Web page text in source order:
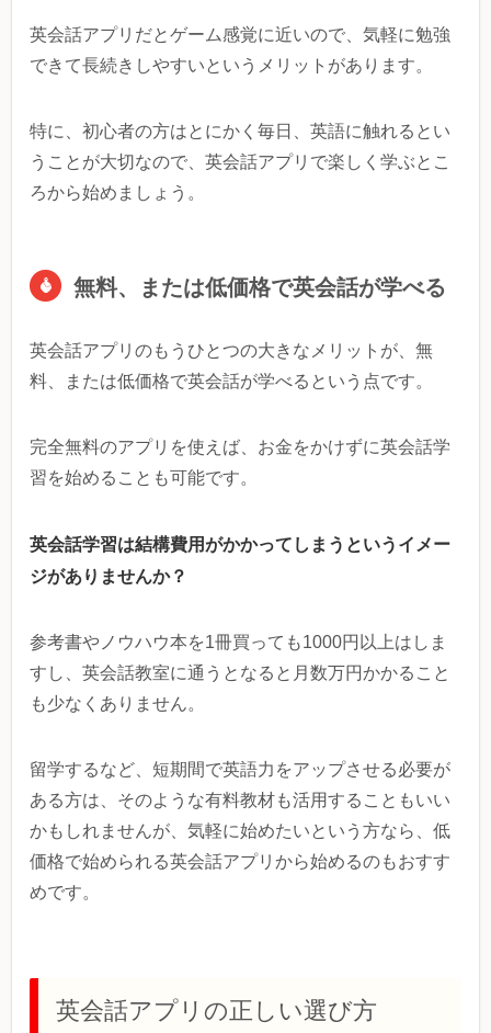
英会話アプリだとゲーム感覚に近いので、気軽に勉強
できて長続きしやすいというメリットがあります。
特に、初心者の方はとにかく毎日、英語に触れるとい
うことが大切なので、英会話アプリで楽しく学ぶとこ
ろから始めましょう。
無料、または低価格で英会話が学べる
英会話アプリのもうひとつの大きなメリットが、無
料、または低価格で英会話が学べるという点です。
完全無料のアプリを使えば、お金をかけずに英会話学
習を始めることも可能です。
英会話学習は結構費用がかかってしまうというイメー
ジがありませんか？
参考書やノウハウ本を1冊買っても1000円以上はしま
すし、英会話教室に通うとなると月数万円かかること
も少なくありません。
留学するなど、短期間で英語力をアップさせる必要が
ある方は、そのような有料教材も活用することもいい
かもしれませんが、気軽に始めたいという方なら、低
価格で始められる英会話アプリから始めるのもおすす
めです。
英会話アプリの正しい選び方